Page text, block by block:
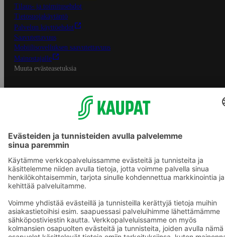
Tilaus- ja toimitusehdot
Tietosuojakäytäntö
Palvelun käyttöehdot
Saavutettavuus
Mobiilisovelluksen saavutettavuus
Mainostajalle
Muuta evästeasetuksia
S-ryhmän palvelut
S-ryhmä
Asiakasomistajuus
Yhteishyvä Ruoka -sovellus
S-ostoslista -sovellus
Prisma.fi
Sokos.fi
S-Pankki
Yhteishyvä
Sokos Hotels
Raflaamo